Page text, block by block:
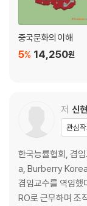
이렇게 성과가 된다
전문성을 한 문장으
AI는 실력을 늘리지
준비된
경험은 결국 기회를
중국문화의 이해
14,250원
5%
저 신
관심
한국능률협회, 겸
a, Burberry
겸임교수를 역임했
RO로 근무하며 조